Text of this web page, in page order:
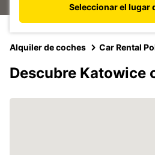
Seleccionar el lugar
Alquiler de coches Car Rental
Descubre Katowice